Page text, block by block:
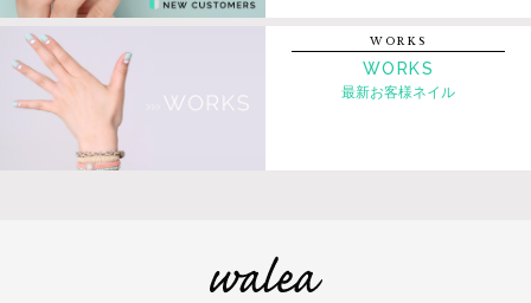
WORKS
WORKS
最新お客様ネイル